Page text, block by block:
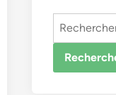
Rechercher :